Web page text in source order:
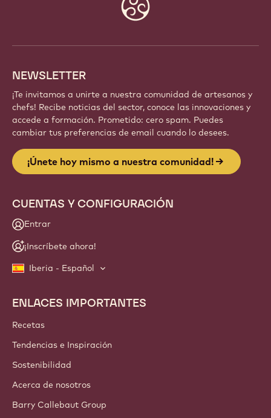
NEWSLETTER
¡Te invitamos a unirte a nuestra comunidad de artesanos y
chefs! Recibe noticias del sector, conoce las innovaciones y
accede a formación. Prometido: cero spam. Puedes
cambiar tus preferencias de email cuando lo desees.
¡Únete hoy mismo a nuestra comunidad!
CUENTAS Y CONFIGURACIÓN
Entrar
¡Inscríbete ahora!
Iberia - Español
Footer
Callebaut
ENLACES IMPORTANTES
Recetas
Tendencias e Inspiración
Sostenibilidad
Acerca de nosotros
Barry Callebaut Group